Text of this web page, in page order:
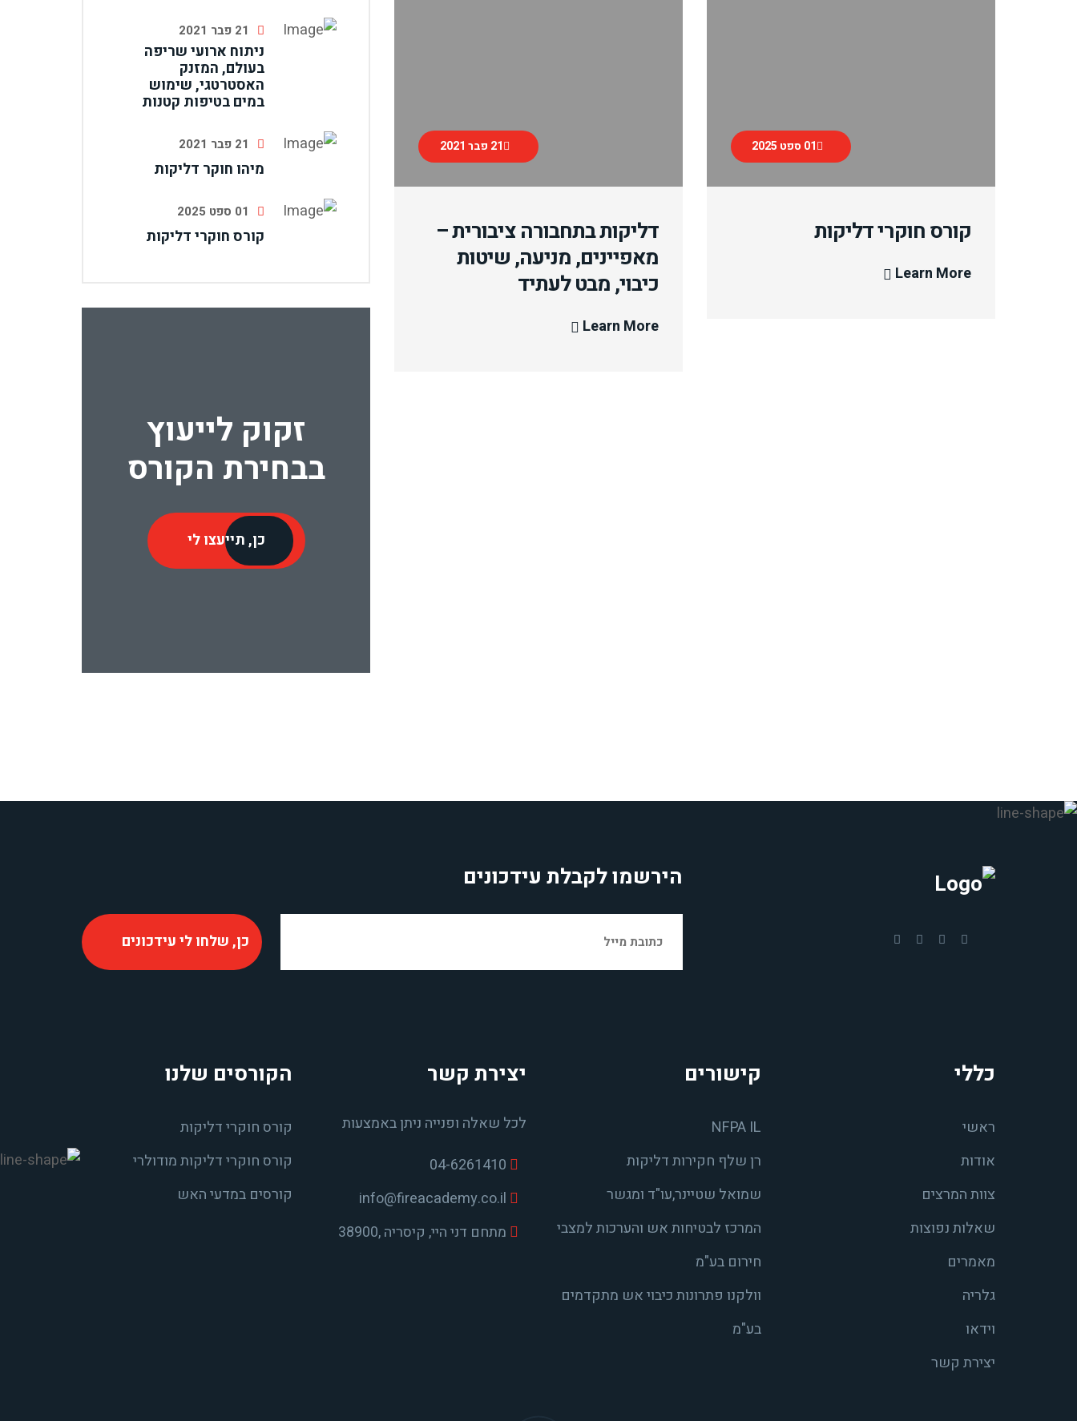
01 ספט 2025
קורס חוקרי דליקות
Learn More
21 פבר 2021
דליקות בתחבורה ציבורית –
מאפיינים, מניעה, שיטות
כיבוי, מבט לעתיד
Learn More
21 פבר 2021
ניתוח ארועי שריפה
בעולם, המזנק
האסטרטגי, שימוש
במים בטיפות קטנות
21 פבר 2021
מיהו חוקר דליקות
01 ספט 2025
קורס חוקרי דליקות
זקוק לייעוץ
בבחירת הקורס
כן, תייעצו לי
הירשמו לקבלת עידכונים
כללי
ראשי
אודות
צוות המרצים
שאלות נפוצות
מאמרים
גלריה
וידאו
יצירת קשר
קישורים
NFPA IL
רן שלף חקירות דליקות
שמואל שטיינר,עו"ד ומגשר
המרכז לבטיחות אש והערכות למצבי
חירום בע"מ
וולקנו פתרונות כיבוי אש מתקדמים
בע"מ
יצירת קשר
לכל שאלה ופנייה ניתן באמצעות
מתחם דני היי, קיסריה ,38900
הקורסים שלנו
קורס חוקרי דליקות
קורס חוקרי דליקות מודולרי
קורסים במדעי האש